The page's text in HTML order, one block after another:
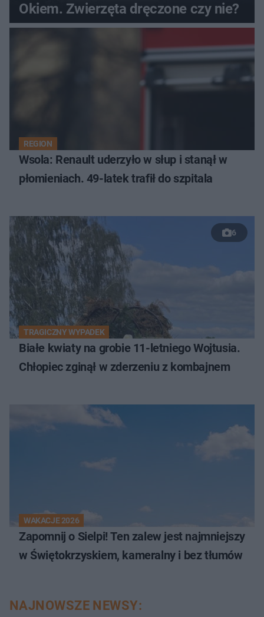
Okiem. Zwierzęta dręczone czy nie?
REGION
Wsola: Renault uderzyło w słup i stanął w
płomieniach. 49-latek trafił do szpitala
6
TRAGICZNY WYPADEK
Białe kwiaty na grobie 11-letniego Wojtusia.
Chłopiec zginął w zderzeniu z kombajnem
WAKACJE 2026
Zapomnij o Sielpi! Ten zalew jest najmniejszy
w Świętokrzyskiem, kameralny i bez tłumów
NAJNOWSZE NEWSY: